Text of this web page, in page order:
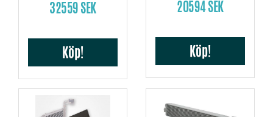
– utökad cellpaketsvolym och kylarea motverkar överhettning.
skärmat utrymme för luftfiltret.
32559 SEK
Köp!
20594 SEK
Köp!